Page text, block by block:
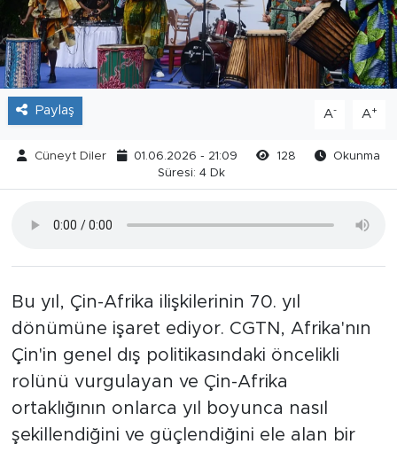
Paylaş A- A+
Cüneyt Diler 01.06.2026 - 21:09 128
Okunma
Süresi: 4 Dk
Bu yıl, Çin-Afrika ilişkilerinin 70. yıl
dönümüne işaret ediyor. CGTN, Afrika'nın
Çin'in genel dış politikasındaki öncelikli
rolünü vurgulayan ve Çin-Afrika
ortaklığının onlarca yıl boyunca nasıl
şekillendiğini ve güçlendiğini ele alan bir